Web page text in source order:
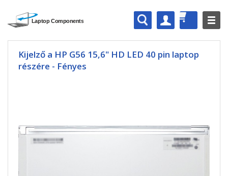
Kijelző a HP G56 15,6" HD LED 40 pin laptop
részére - Fényes